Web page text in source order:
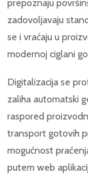
prepoznaju
zadovoljavaju
se i vraćaju u
modernoj ciglani
Digitalizacija se
zaliha automatski
raspored
transport gotovih
mogućnost
putem web